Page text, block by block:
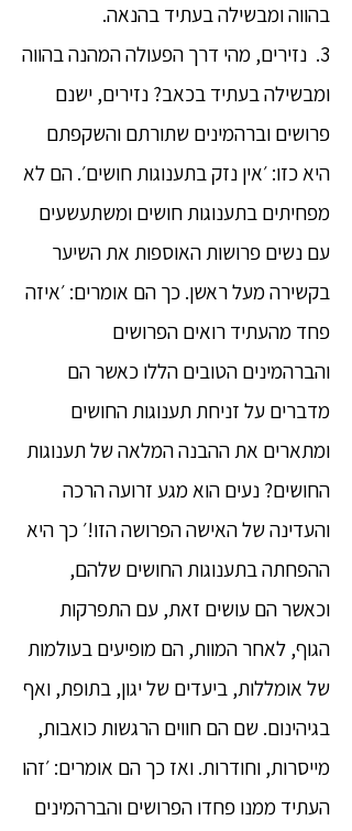
בהווה ומבשילה בעתיד בהנאה.
3. נזירים, מהי דרך הפעולה המהנה בהווה
ומבשילה בעתיד בכאב? נזירים, ישנם
פרושים וברהמינים שתורתם והשקפתם
היא כזו: ׳אין נזק בתענוגות חושים׳. הם לא
מפחיתים בתענוגות חושים ומשתעשעים
עם נשים פרושות האוספות את השיער
בקשירה מעל ראשן. כך הם אומרים: ׳איזה
פחד מהעתיד רואים הפרושים
והברהמינים הטובים הללו כאשר הם
מדברים על זניחת תענוגות החושים
ומתארים את ההבנה המלאה של תענוגות
החושים? נעים הוא מגע זרועה הרכה
והעדינה של האישה הפרושה הזו!׳ כך היא
ההפחתה בתענוגות החושים שלהם,
וכאשר הם עושים זאת, עם התפרקות
הגוף, לאחר המוות, הם מופיעים בעולמות
של אומללות, ביעדים של יגון, בתופת, ואף
בגיהינום. שם הם חווים הרגשות כואבות,
מייסרות, וחודרות. ואז כך הם אומרים: ׳זהו
העתיד ממנו פחדו הפרושים והברהמינים